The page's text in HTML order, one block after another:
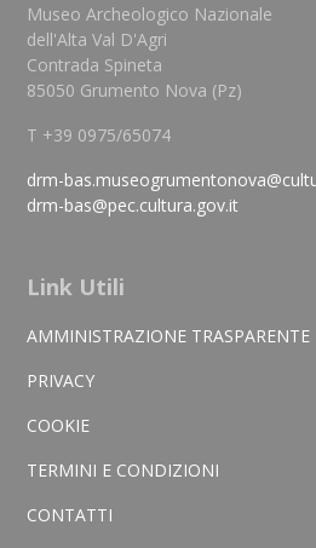
Museo Archeologico Nazionale
dell'Alta Val D'Agri
Contrada Spineta
85050 Grumento Nova (Pz)
T +39 0975/65074
drm-
drm-bas@pec.cultura.gov.it
Link Utili
AMMINISTRAZIONE TRASPARENTE
PRIVACY
COOKIE
TERMINI E CONDIZIONI
CONTATTI